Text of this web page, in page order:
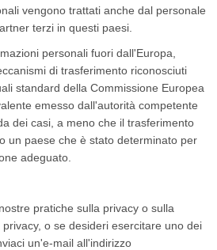
vengono trattati anche dal personale
terzi in questi paesi.
personali fuori dall'Europa,
di trasferimento riconosciuti
standard della Commissione Europea
emesso dall'autorità competente
dei casi, a meno che il trasferimento
un paese che è stato determinato per
adeguato.
pratiche sulla privacy o sulla
o se desideri esercitare uno dei
un'e-mail all'indirizzo